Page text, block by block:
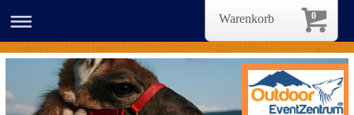
0
Warenkorb